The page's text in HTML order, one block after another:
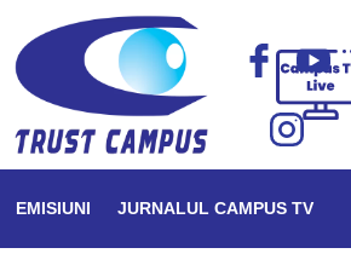
EMISIUNI JURNALUL CAMPUS TV